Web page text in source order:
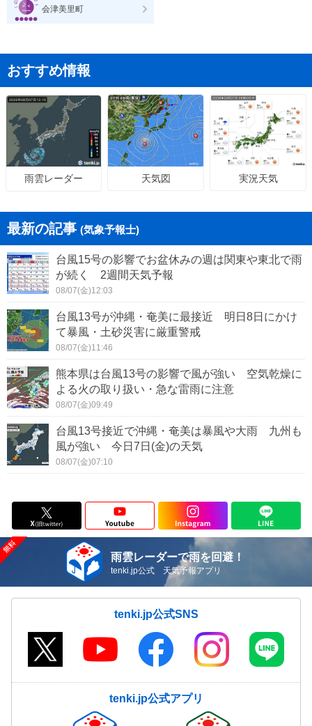
会津美里町
おすすめ情報
雨雲レーダー 天気図 実況天気
最新の記事 (気象予報士)
台風15号の影響でお盆休みの週は関東や東北で雨
が続く 2週間天気予報
08/07(金)12:03
台風13号が沖縄・奄美に最接近 明日8日にかけ
て暴風・土砂災害に厳重警戒
08/07(金)11:46
熊本県は台風13号の影響で風が強い 空気乾燥に
よる火の取り扱い・急な雷雨に注意
08/07(金)09:49
台風13号接近で沖縄・奄美は暴風や大雨 九州も
風が強い 今日7日(金)の天気
08/07(金)07:10
雨雲レーダーで雨を回避！
tenki.jp公式 天気予報アプリ
tenki.jp公式SNS
tenki.jp公式アプリ